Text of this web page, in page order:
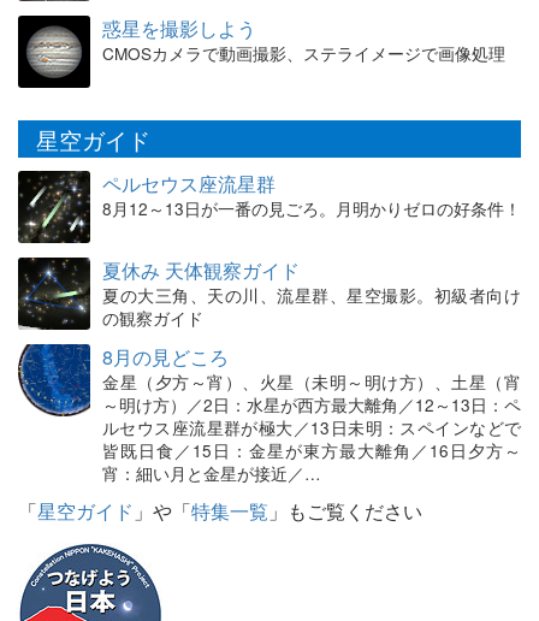
惑星を撮影しよう
CMOSカメラで動画撮影、ステライメージで画像処理
星空ガイド
ペルセウス座流星群
8月12～13日が一番の見ごろ。月明かりゼロの好条件！
夏休み 天体観察ガイド
夏の大三角、天の川、流星群、星空撮影。初級者向け
の観察ガイド
8月の見どころ
金星（夕方～宵）、火星（未明～明け方）、土星（宵
～明け方）／2日：水星が西方最大離角／12～13日：ペ
ルセウス座流星群が極大／13日未明：スペインなどで
皆既日食／15日：金星が東方最大離角／16日夕方～
宵：細い月と金星が接近／…
「星空ガイド 」や「特集一覧 」もご覧ください